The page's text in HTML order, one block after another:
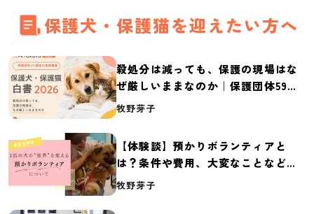
保護犬・保護猫を迎えたい方へ
殺処分は減っても、保護の現場はな
ぜ厳しいままなのか｜保護団体59団
体の実態調査【保護犬・保護猫白書
牧野芽子
【体験談】預かりボランティアと
は？条件や費用、大変なことなど紹
介
牧野芽子